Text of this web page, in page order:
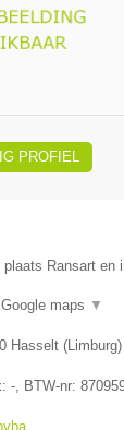
PROFIEL
Ransart en
Google maps ▼
Hasselt (Limburg)
-, BTW-nr: